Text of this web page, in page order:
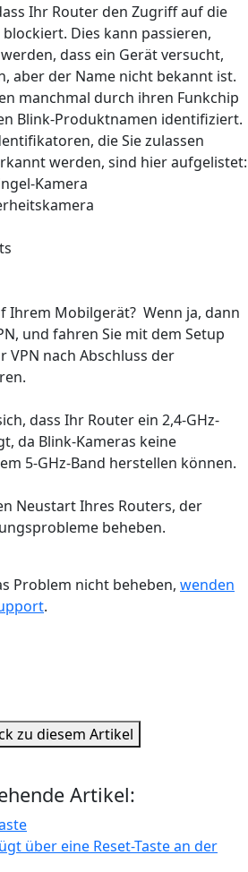
Ihr Router den Zugriff auf die
Dies kann passieren,
dass ein Gerät versucht,
aber der Name nicht bekannt ist.
manchmal durch ihren Funkchip
Blink-Produktnamen identifiziert.
die Sie zulassen
werden, sind hier aufgelistet:
Kamera
Ihrem Mobilgerät? Wenn ja, dann
und fahren Sie mit dem Setup
VPN nach Abschluss der
dass Ihr Router ein 2,4-GHz-
da Blink-Kameras keine
5-GHz-Band herstellen können.
Neustart Ihres Routers, der
beheben.
Problem nicht beheben, wenden
.
zu diesem Artikel
Artikel:
über eine Reset-Taste an der